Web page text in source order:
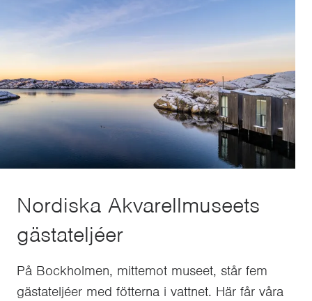
Nordiska Akvarellmuseets
gästateljéer
På Bockholmen, mittemot museet, står fem
gästateljéer med fötterna i vattnet. Här får våra